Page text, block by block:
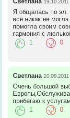
Я общалась по эл.
всё никак не
помогла своим
гармония с
1 0
Светлана
Очень большой
прибегаю к
1 0